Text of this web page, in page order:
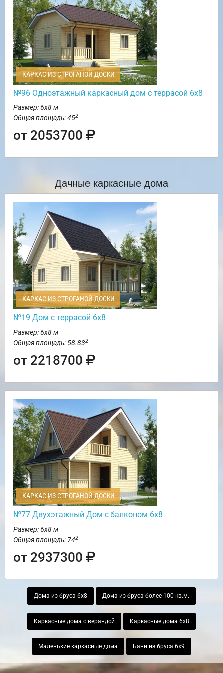
КАРКАС ИЗ СТРОГАНОЙ ДОСКИ
№96 Одноэтажный каркасный дом с террасой 6х8
Размер: 6х8 м
Общая площадь: 452
от 2053700
Дачные каркасные дома
КАРКАС ИЗ СТРОГАНОЙ ДОСКИ
№19 Дом с террасой 6х8
Размер: 6х8 м
Общая площадь: 58.832
от 2218700
КАРКАС ИЗ СТРОГАНОЙ ДОСКИ
№77 Двухэтажный Дом с балконом 6х8
Размер: 6х8 м
Общая площадь: 742
от 2937300
Дома из бруса 6х8 Дома из бруса более 100 кв.м.
Каркасные дома с верандой Каркасные дома 6х8
Маленькие каркасные дома Бани из бруса 6х9